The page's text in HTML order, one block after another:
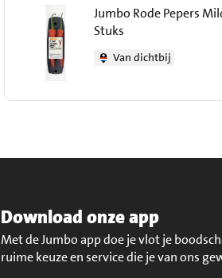
Jumbo Rode Pepers
Stuks
Van dichtbij
Download onze app
Met de Jumbo app doe je vlot je
ruime keuze en service die je van ons